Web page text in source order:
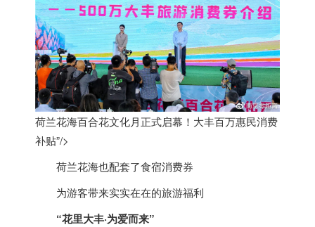
荷兰花海百合花文化月正式启幕！大丰百万惠民消费
补贴”/>
荷兰花海也配套了食宿消费券
为游客带来实实在在的旅游福利
“花里大丰·为爱而来”